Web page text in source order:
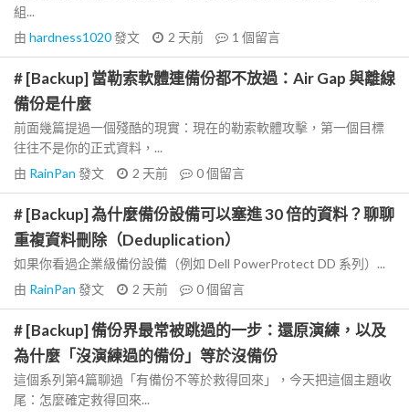
組...
由 hardness1020發文 2 天前 1 個留言
# [Backup] 當勒索軟體連備份都不放過：Air Gap 與離線
備份是什麼
前面幾篇提過一個殘酷的現實：現在的勒索軟體攻擊，第一個目標
往往不是你的正式資料，...
由 RainPan 發文 2 天前 0個留言
# [Backup] 為什麼備份設備可以塞進 30 倍的資料？聊聊
重複資料刪除（Deduplication）
如果你看過企業級備份設備（例如 Dell PowerProtect DD 系列）...
由 RainPan 發文 2 天前 0個留言
# [Backup] 備份界最常被跳過的一步：還原演練，以及
為什麼「沒演練過的備份」等於沒備份
這個系列第4篇聊過「有備份不等於救得回來」，今天把這個主題收
尾：怎麼確定救得回來...